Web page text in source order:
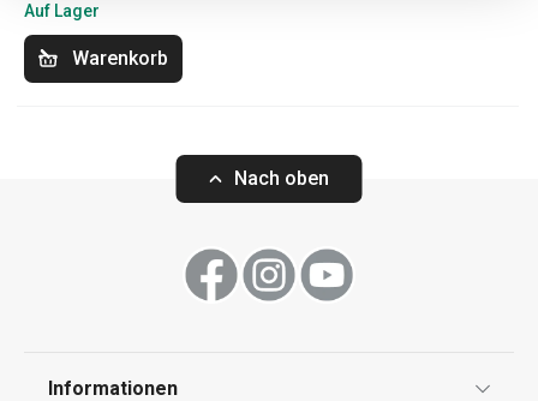
Auf Lager
Warenkorb
Nach oben
Informationen